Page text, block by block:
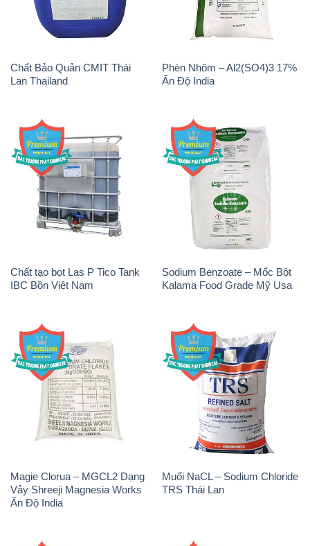
Chất Bảo Quản CMIT Thái
Lan Thailand
Phèn Nhôm – Al2(SO4)3 17%
Ấn Độ India
Chất tạo bọt Las P Tico Tank
IBC Bồn Việt Nam
Sodium Benzoate – Mốc Bột
Kalama Food Grade Mỹ Usa
Magie Clorua – MGCL2 Dạng
Vảy Shreeji Magnesia Works
Ấn Độ India
Muối NaCL – Sodium Chloride
TRS Thái Lan